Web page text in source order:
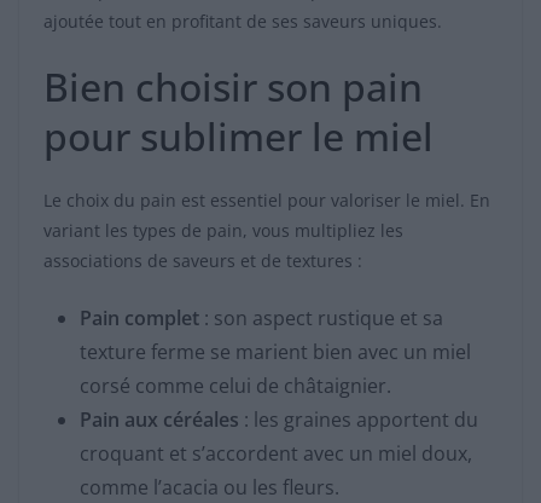
ajoutée tout en profitant de ses saveurs uniques.
Bien choisir son pain
pour sublimer le miel
Le choix du pain est essentiel pour valoriser le miel. En
variant les types de pain, vous multipliez les
associations de saveurs et de textures :
Pain complet : son aspect rustique et sa
texture ferme se marient bien avec un miel
corsé comme celui de châtaignier.
Pain aux céréales : les graines apportent du
croquant et s’accordent avec un miel doux,
comme l’acacia ou les fleurs.